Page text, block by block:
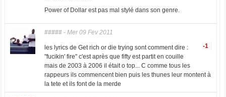
Power of Dollar est pas mal stylé dans son genre.
#####- Mer 09 Fev 2011
-1
les lyrics de Get rich or die trying sont comment dire :
"fucikin' fire" c'est après que fifty est partit en couille
mais de 2003 à 2006 il était o top... C comme tous les
rappeurs ils commencent bien puis les thunes leur montent à
la tete et ils font de la merde